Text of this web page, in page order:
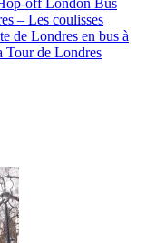
off London Bus
– Les coulisses
de Londres en bus à
Tour de Londres